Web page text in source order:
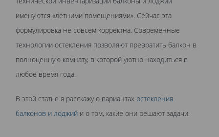
именуются «летними помещениями». Сейчас эта
формулировка не совсем корректна. Современные
технологии остекления позволяют превратить балкон в
полноценную комнату, в которой уютно находиться в
любое время года.
В этой статье я расскажу о вариантах остекления
балконов и лоджий и о том, какие они решают задачи.